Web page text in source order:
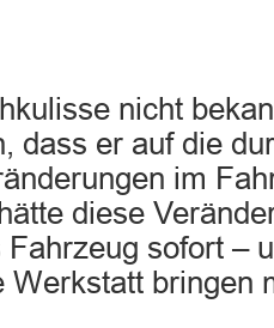
nicht
dass er auf die
im
diese
Fahrzeug sofort –
Werkstatt bringen